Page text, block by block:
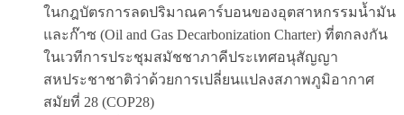
ในกฎบัตรการลดปริมาณคาร์บอนของอุตสาหกรรมน้ำมัน
และก๊าซ (Oil and Gas Decarbonization Charter) ที่ตกลงกัน
ในเวทีการประชุมสมัชชาภาคีประเทศอนุสัญญา
สหประชาชาติว่าด้วยการเปลี่ยนแปลงสภาพภูมิอากาศ
สมัยที่ 28 (COP28)